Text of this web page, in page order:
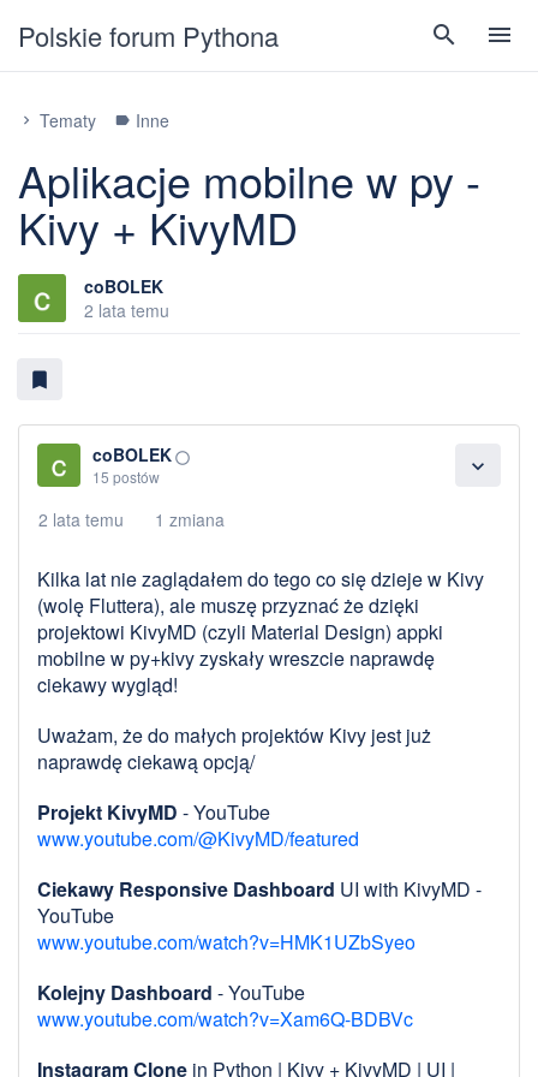
Polskie forum Pythona search menu
chevron_right Tematy label Inne
Aplikacje mobilne w py -
Kivy + KivyMD
coBOLEK
2 lata temu
bookmark
expand_more
coBOLEK panorama_fish_eye
15 postów
2 lata temu 1 zmiana
Kilka lat nie zaglądałem do tego co się dzieje w Kivy
(wolę Fluttera), ale muszę przyznać że dzięki
projektowi KivyMD (czyli Material Design) appki
mobilne w py+kivy zyskały wreszcie naprawdę
ciekawy wygląd!
Uważam, że do małych projektów Kivy jest już
naprawdę ciekawą opcją/
Projekt KivyMD - YouTube
www.youtube.com/@KivyMD/featured
Ciekawy Responsive Dashboard UI with KivyMD -
YouTube
www.youtube.com/watch?v=HMK1UZbSyeo
Kolejny Dashboard - YouTube
www.youtube.com/watch?v=Xam6Q-BDBVc
Instagram Clone in Python | Kivy + KivyMD | UI |